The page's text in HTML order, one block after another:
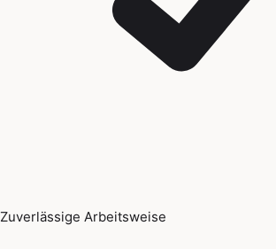
Zuverlässige Arbeitsweise